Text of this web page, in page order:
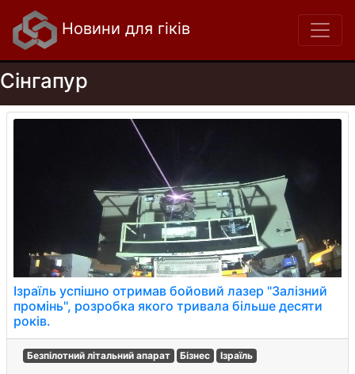
Новини для гіків
Сінгапур
Ізраїль успішно отримав бойовий лазер "Залізний
промінь", розробка якого тривала більше десяти
років.
Безпілотний літальний апарат Бізнес Ізраїль